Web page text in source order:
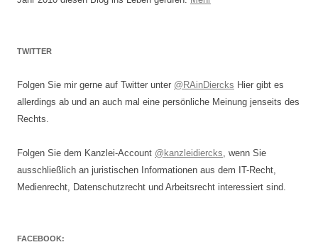
TWITTER
Folgen Sie mir gerne auf Twitter unter @RAinDiercks Hier gibt es
allerdings ab und an auch mal eine persönliche Meinung jenseits des
Rechts.
Folgen Sie dem Kanzlei-Account @kanzleidiercks, wenn Sie
ausschließlich an juristischen Informationen aus dem IT-Recht,
Medienrecht, Datenschutzrecht und Arbeitsrecht interessiert sind.
FACEBOOK: